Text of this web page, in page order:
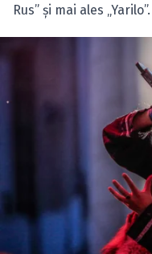
Rus” şi mai ales „Yarilo”.